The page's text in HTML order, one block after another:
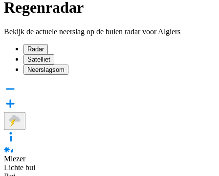
Regenradar
Bekijk de actuele neerslag op de buien radar voor Algiers
Radar
Satelliet
Neerslagsom
Miezer
Lichte bui